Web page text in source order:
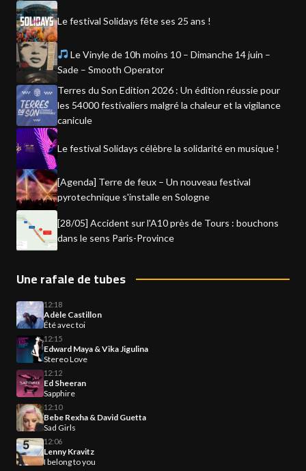
Le festival Solidays fête ses 25 ans !
Le Vinyle de 10h moins 10 – Dimanche 14 juin –
Sade – Smooth Operator
Terres du Son Edition 2026 : Un édition réussie pour
les 54000 festivaliers malgré la chaleur et la vigilance
canicule
Le festival Solidays célèbre la solidarité en musique !
[Agenda] Terre de feux – Un nouveau festival
pyrotechnique s'installe en Sologne
[28/05] Accident sur l'A10 près de Tours : bouchons
dans le sens Paris-Province
Une rafale de tubes
12:18
Adèle Castillon
Été avec toi
12:15
Edward Maya & Vika Jigulina
Stereo Love
12:12
Ed Sheeran
Sapphire
12:10
Bebe Rexha & David Guetta
Sad Girls
12:06
Lenny Kravitz
I belong to you